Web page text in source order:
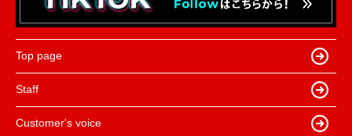
Top page
Staff
Customer's voice